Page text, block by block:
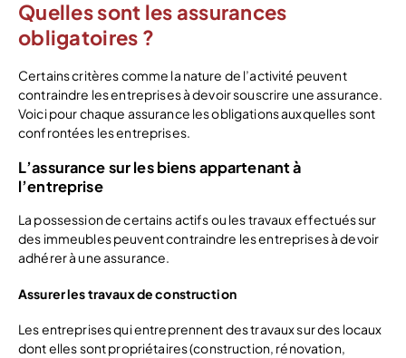
Quelles sont les assurances
obligatoires ?
Certains critères comme la nature de l’activité peuvent
contraindre les entreprises à devoir souscrire une assurance.
Voici pour chaque assurance les obligations auxquelles sont
confrontées les entreprises.
L’assurance sur les biens appartenant à
l’entreprise
La possession de certains actifs ou les travaux effectués sur
des immeubles peuvent contraindre les entreprises à devoir
adhérer à une assurance.
Assurer les travaux de construction
Les entreprises qui entreprennent des travaux sur des locaux
dont elles sont propriétaires (construction, rénovation,